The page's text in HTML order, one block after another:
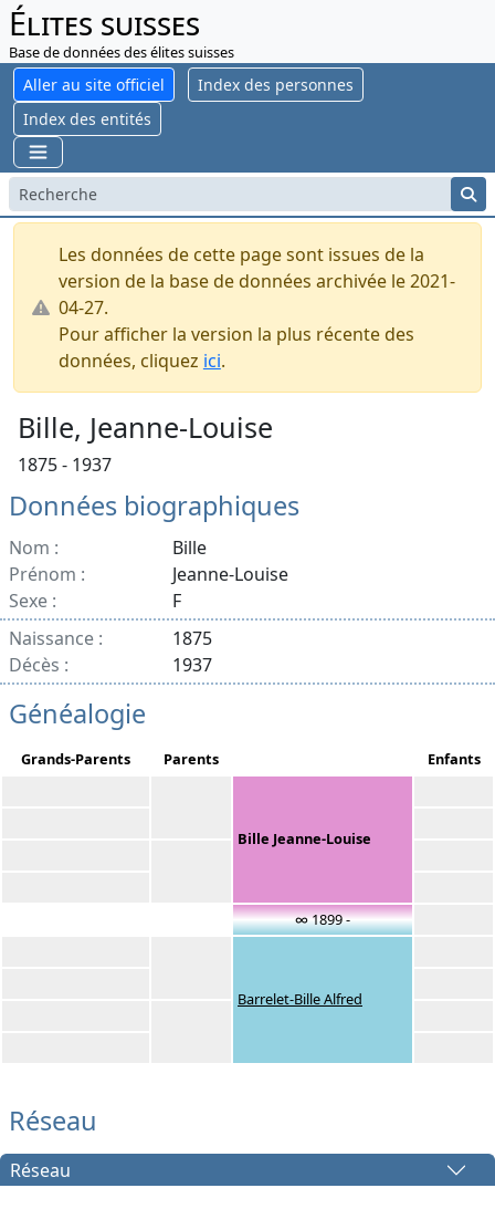
Élites suisses
Base de données des élites suisses
Aller au site officiel
Index des personnes
Index des entités
Les données de cette page sont issues de la
version de la base de données archivée le 2021-
04-27.
Pour afficher la version la plus récente des
données, cliquez ici.
Bille, Jeanne-Louise
1875 - 1937
Données biographiques
Nom :
Bille
Prénom :
Jeanne-Louise
Sexe :
F
Naissance :
1875
Décès :
1937
Généalogie
Grands-Parents Parents Enfants
Bille Jeanne-Louise
∞ 1899 -
Barrelet-Bille Alfred
Réseau
Réseau